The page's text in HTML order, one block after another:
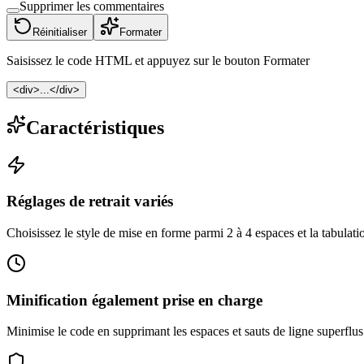
Supprimer les commentaires
Réinitialiser Formater
Saisissez le code HTML et appuyez sur le bouton Formater
<div>...</div>
Caractéristiques
Réglages de retrait variés
Choisissez le style de mise en forme parmi 2 à 4 espaces et la
Minification également prise en charge
Minimise le code en supprimant les espaces et sauts de ligne superflus